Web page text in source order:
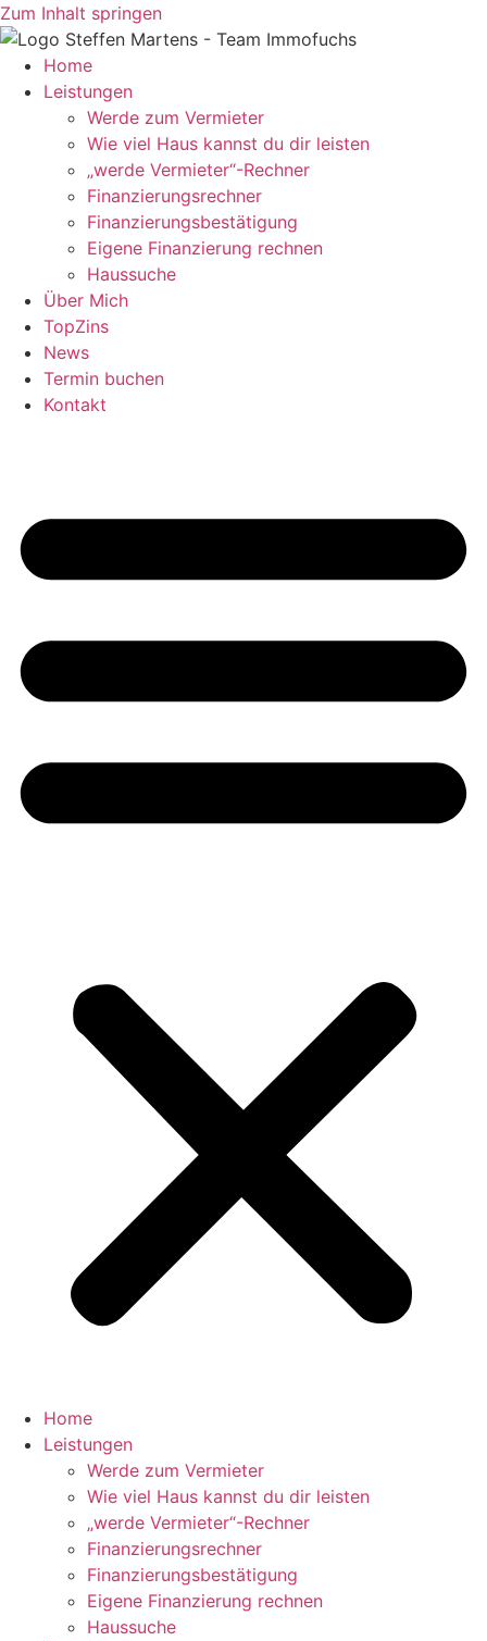
Zum Inhalt springen
Home
Leistungen
Werde zum Vermieter
Wie viel Haus kannst du dir leisten
„werde Vermieter“-Rechner
Finanzierungsrechner
Finanzierungsbestätigung
Eigene Finanzierung rechnen
Haussuche
Über Mich
TopZins
News
Termin buchen
Kontakt
Home
Leistungen
Werde zum Vermieter
Wie viel Haus kannst du dir leisten
„werde Vermieter“-Rechner
Finanzierungsrechner
Finanzierungsbestätigung
Eigene Finanzierung rechnen
Haussuche